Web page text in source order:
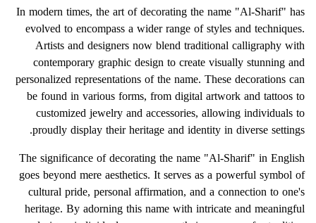
In modern times, the art of decorating the name "Al-Sharif" has
evolved to encompass a wider range of styles and techniques.
Artists and designers now blend traditional calligraphy with
contemporary graphic design to create visually stunning and
personalized representations of the name. These decorations can
be found in various forms, from digital artwork and tattoos to
customized jewelry and accessories, allowing individuals to
proudly display their heritage and identity in diverse settings.
The significance of decorating the name "Al-Sharif" in English
goes beyond mere aesthetics. It serves as a powerful symbol of
cultural pride, personal affirmation, and a connection to one's
heritage. By adorning this name with intricate and meaningful